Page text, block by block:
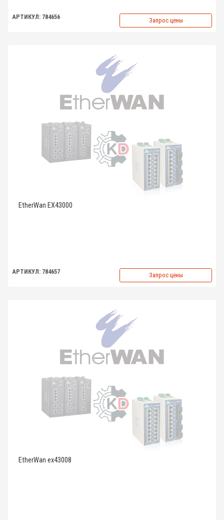
АРТИКУЛ: 784656 Запрос цены
EtherWan EX43000
АРТИКУЛ: 784657 Запрос цены
EtherWan ex43008